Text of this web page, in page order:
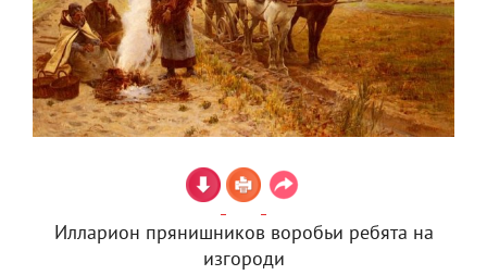
Илларион прянишников воробьи ребята на
изгороди